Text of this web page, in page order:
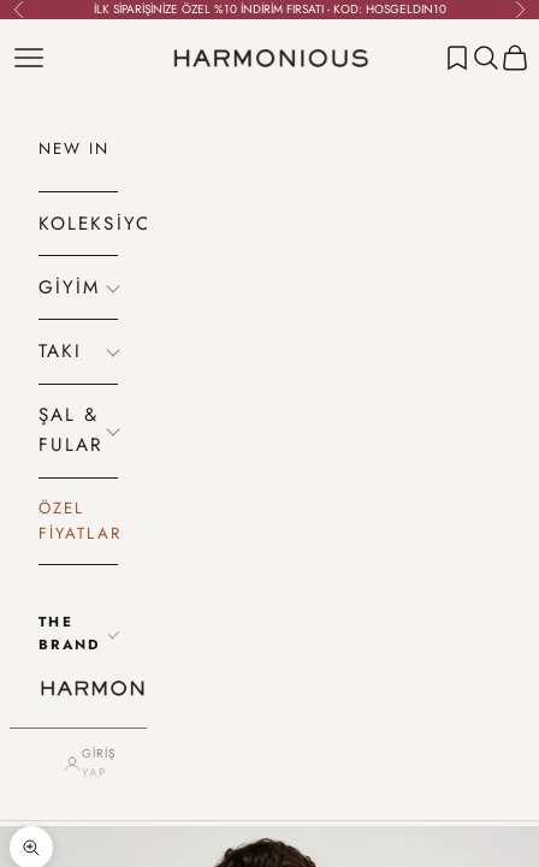
İçeriğe geç
Geri İLK SİPARİŞİNİZE ÖZEL %10 İNDİRİM FIRSATI - KOD: HOSGELDIN10 İleri
HARMONIOUS
Menü Ara Sepet
NEW IN
KOLEKSİYONLAR
GİYİM
TAKI
ŞAL &
FULAR
ÖZEL
FİYATLAR
THE
BRAND
GIRIŞ
YAP
Yakınlaştır